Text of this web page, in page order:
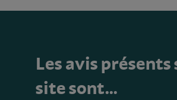
Les avis présents
site sont…